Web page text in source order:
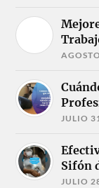
JULIO
Sifón
JULIO